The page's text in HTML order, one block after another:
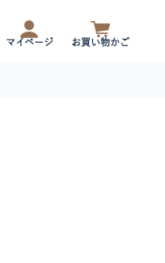
マイページ お買い物かご